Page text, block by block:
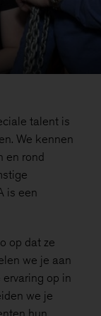
talent is
We kennen
en rond
is een
op dat ze
we je aan
op in
we je
hun